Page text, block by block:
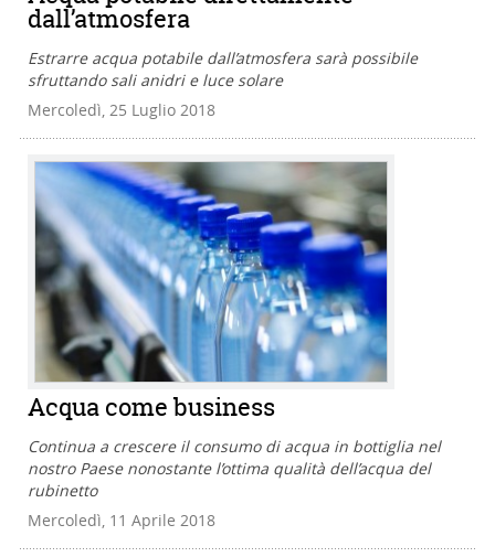
dall’atmosfera
Estrarre acqua potabile dall’atmosfera sarà possibile
sfruttando sali anidri e luce solare
Mercoledì, 25 Luglio 2018
Acqua come business
Continua a crescere il consumo di acqua in bottiglia nel
nostro Paese nonostante l’ottima qualità dell’acqua del
rubinetto
Mercoledì, 11 Aprile 2018